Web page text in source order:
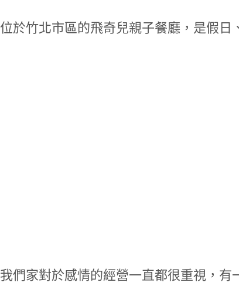
位於竹北市區的飛奇兒親子餐廳，是假日
我們家對於感情的經營一直都很重視，